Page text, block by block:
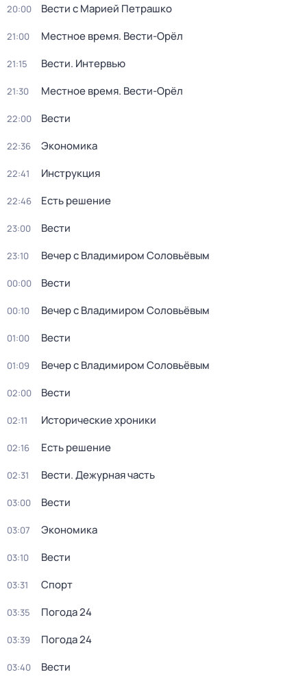
20:00 Вести с Марией Петрашко
21:00 Местное время. Вести-Орёл
21:15 Вести. Интервью
21:30 Местное время. Вести-Орёл
22:00 Вести
22:36 Экономика
22:41 Инструкция
22:46 Есть решение
23:00 Вести
23:10 Вечер с Владимиром Соловьёвым
00:00 Вести
00:10 Вечер с Владимиром Соловьёвым
01:00 Вести
01:09 Вечер с Владимиром Соловьёвым
02:00 Вести
02:11 Исторические хроники
02:16 Есть решение
02:31 Вести. Дежурная часть
03:00 Вести
03:07 Экономика
03:10 Вести
03:31 Спорт
03:35 Погода 24
03:39 Погода 24
03:40 Вести